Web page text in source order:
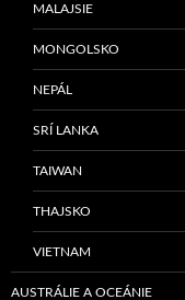
MALAJSIE
MONGOLSKO
NEPÁL
SRÍ LANKA
TAIWAN
THAJSKO
VIETNAM
AUSTRÁLIE A OCEÁNIE